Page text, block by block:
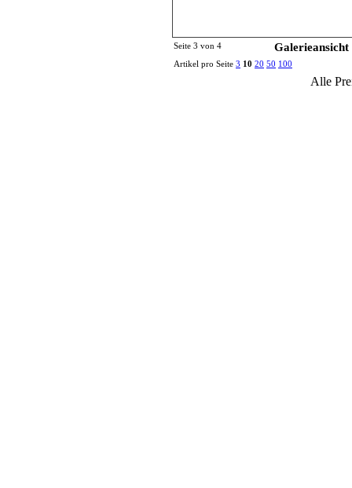
Seite 3 von 4 Galerieansicht
Artikel pro Seite 3 10 20 50 100
Alle